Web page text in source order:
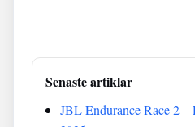
Senaste artiklar
JBL Endurance Race 2 –